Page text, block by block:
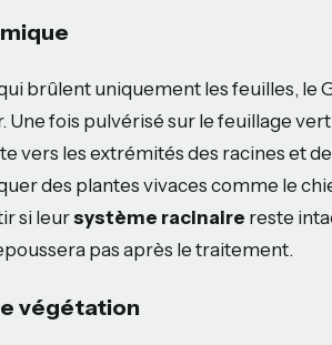
brûlent uniquement les feuilles, le
Une fois pulvérisé sur le feuillage
vers les extrémités des racines et
des plantes vivaces comme le
si leursystème racinaire reste
pas après le traitement.
végétation